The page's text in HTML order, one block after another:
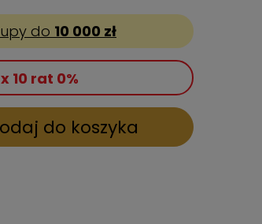
do 10 000 zł
10 rat 0%
do koszyka